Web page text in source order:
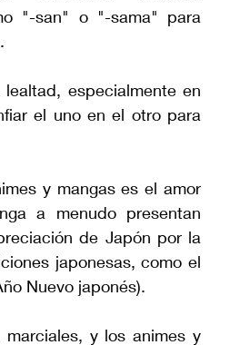
"-san" o "-sama" para
especialmente en
el uno en el otro para
y mangas es el amor
a menudo presentan
de Japón por la
japonesas, como el
Nuevo japonés).
y los animes y